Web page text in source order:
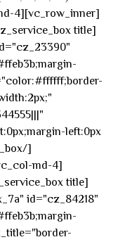
left:0px;"]
id="cz_84218"